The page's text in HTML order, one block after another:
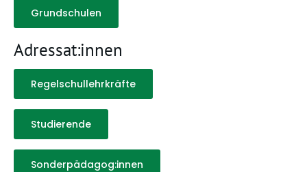
Grundschulen
Adressat:innen
Regelschullehrkräfte
Studierende
Sonderpädagog:innen